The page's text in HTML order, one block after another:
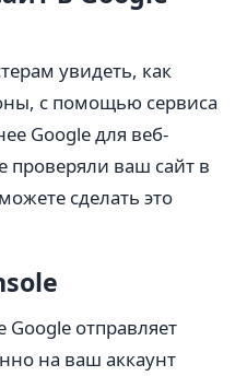
увидеть, как
с помощью сервиса
Google для веб-
проверяли ваш сайт в
сделать это
Google отправляет
на ваш аккаунт